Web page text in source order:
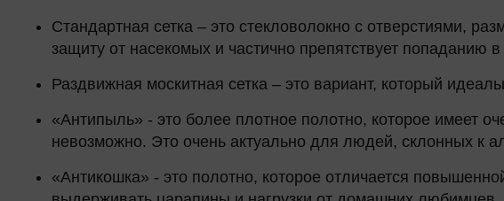
Стандартная сетка – это стекловолокно с отверстиями,
защиту от насекомых и частично препятствует попаданию
Раздвижная москитная сетка – это вариант, который
«Антипыль» - это более плотное полотно, которое имеет
невозможно. Это очень актуально для людей, склонных к
«Антикошка» - это полотно, которое отличается